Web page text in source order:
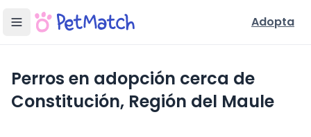
Adopta
Perros en adopción cerca de
Constitución, Región del Maule